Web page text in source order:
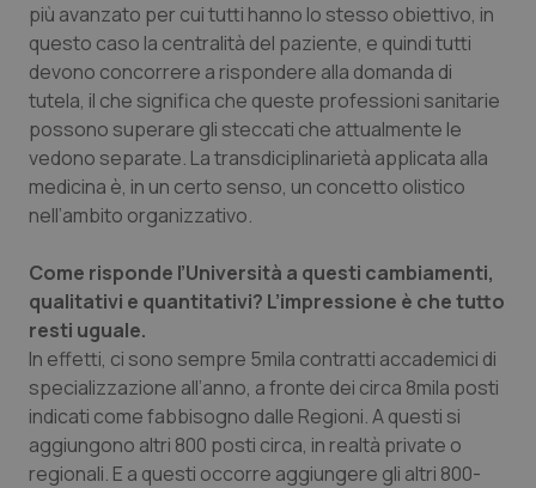
più avanzato per cui tutti hanno lo stesso obiettivo, in
questo caso la centralità del paziente, e quindi tutti
devono concorrere a rispondere alla domanda di
tutela, il che significa che queste professioni sanitarie
possono superare gli steccati che attualmente le
vedono separate. La transdiciplinarietà applicata alla
medicina è, in un certo senso, un concetto olistico
nell’ambito organizzativo.
Come risponde l’Università a questi cambiamenti,
qualitativi e quantitativi? L’impressione è che tutto
resti uguale.
In effetti, ci sono sempre 5mila contratti accademici di
specializzazione all’anno, a fronte dei circa 8mila posti
indicati come fabbisogno dalle Regioni. A questi si
aggiungono altri 800 posti circa, in realtà private o
regionali. E a questi occorre aggiungere gli altri 800-